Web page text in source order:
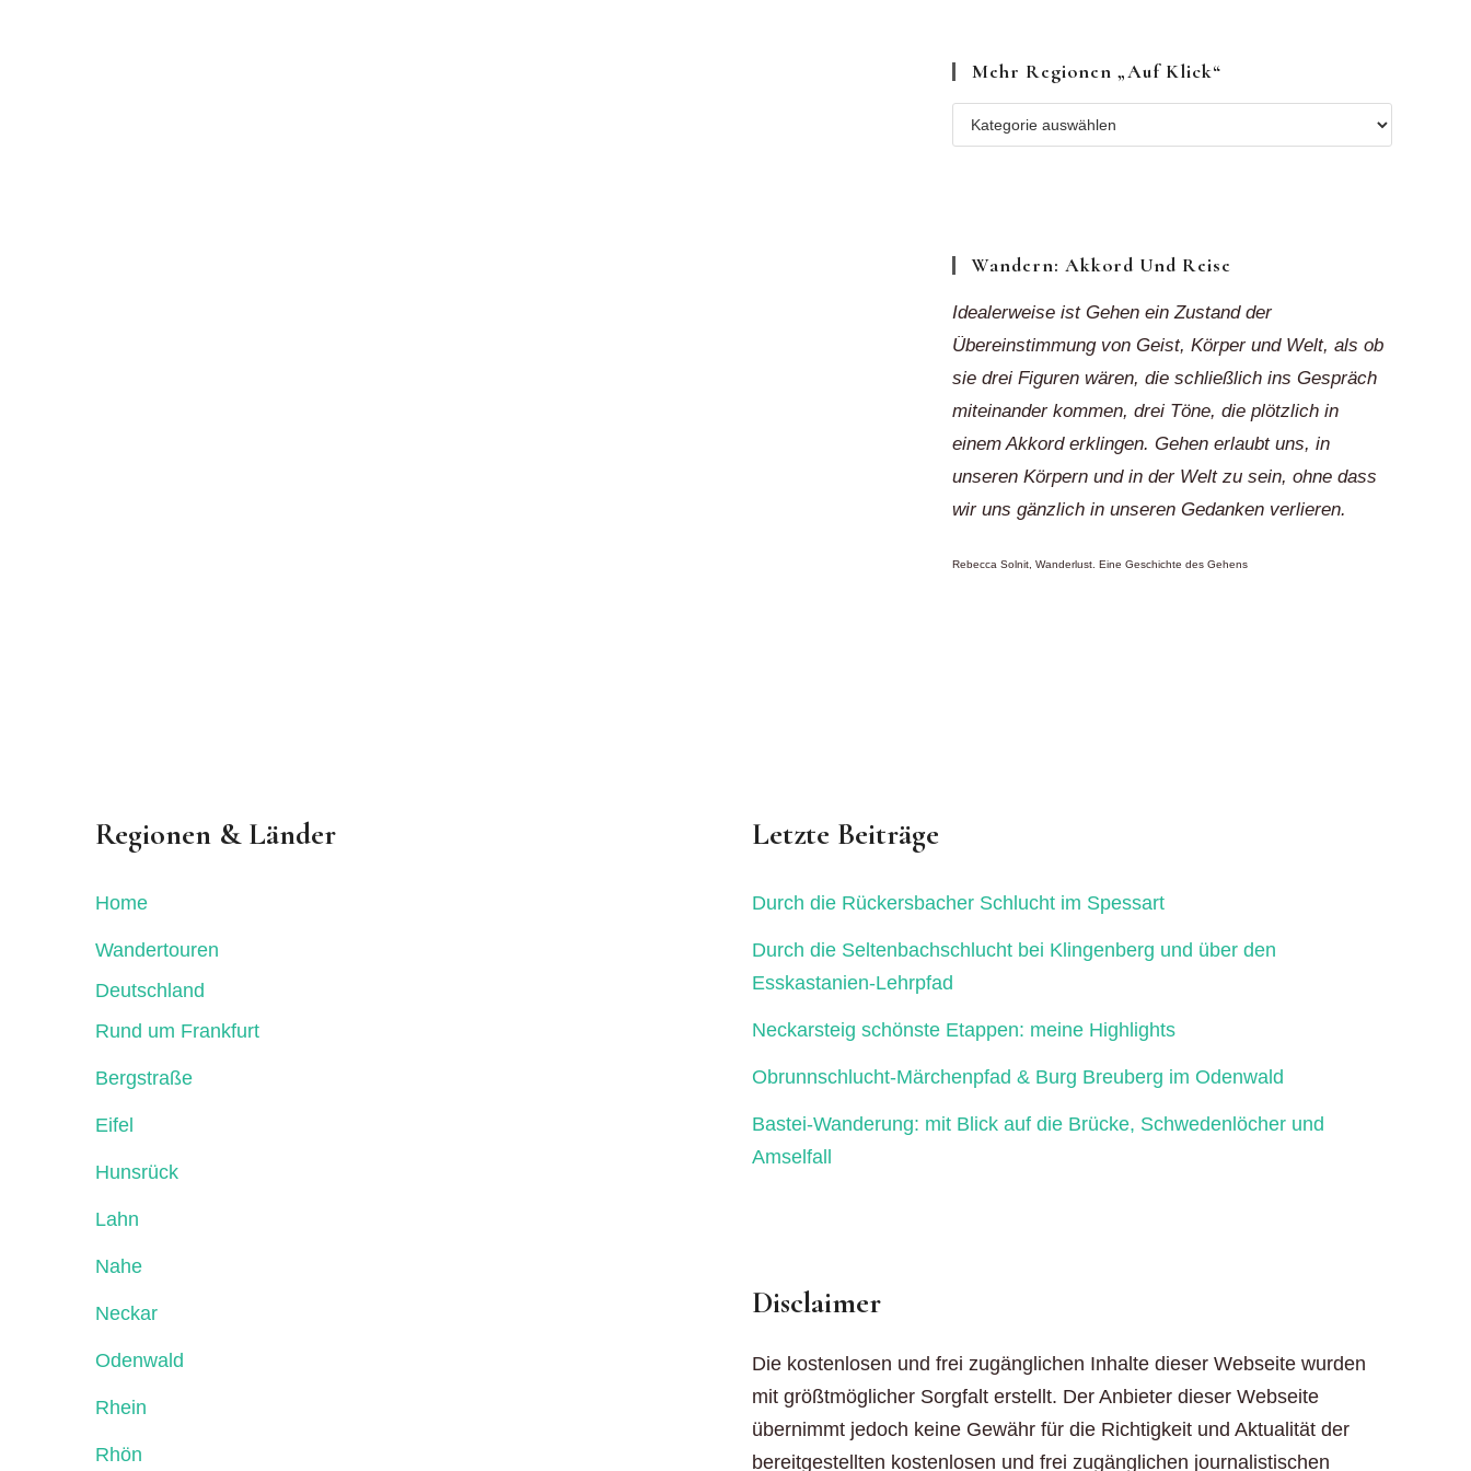
Mehr Regionen „auf Klick“
Mehr
Regionen
Wandern: Akkord Und Reise
Idealerweise ist Gehen ein Zustand der
Übereinstimmung von Geist, Körper und Welt, als ob
sie drei Figuren wären, die schließlich ins Gespräch
miteinander kommen, drei Töne, die plötzlich in
einem Akkord erklingen. Gehen erlaubt uns, in
unseren Körpern und in der Welt zu sein, ohne dass
wir uns gänzlich in unseren Gedanken verlieren.
Rebecca Solnit, Wanderlust. Eine Geschichte des Gehens
Regionen & Länder
Home
Wandertouren
Deutschland
Rund um Frankfurt
Bergstraße
Eifel
Hunsrück
Lahn
Nahe
Neckar
Odenwald
Rhein
Rhön
Letzte Beiträge
Durch die Rückersbacher Schlucht im Spessart
Durch die Seltenbachschlucht bei Klingenberg und über den
Esskastanien-Lehrpfad
Neckarsteig schönste Etappen: meine Highlights
Obrunnschlucht-Märchenpfad & Burg Breuberg im Odenwald
Bastei-Wanderung: mit Blick auf die Brücke, Schwedenlöcher und
Amselfall
Disclaimer
Die kostenlosen und frei zugänglichen Inhalte dieser Webseite wurden
mit größtmöglicher Sorgfalt erstellt. Der Anbieter dieser Webseite
übernimmt jedoch keine Gewähr für die Richtigkeit und Aktualität der
bereitgestellten kostenlosen und frei zugänglichen journalistischen